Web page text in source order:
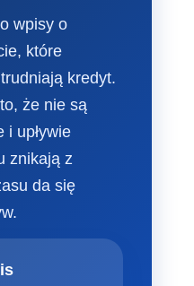
wpisy o
które
kredyt.
że nie są
i upływie
znikają z
da się